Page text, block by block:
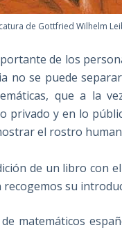
de Gottfried Wilhelm
de los
no se puede
que a la
y en lo
el rostro
de un libro con
su
matemáticos